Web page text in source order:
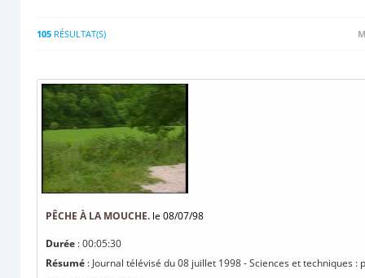
105 RÉSULTAT(S)
PÊCHE À LA MOUCHE. le 08/07/98
Durée : 00:05:30
Résumé : Journal télévisé du 08 juillet 1998 - Sciences et techniques :